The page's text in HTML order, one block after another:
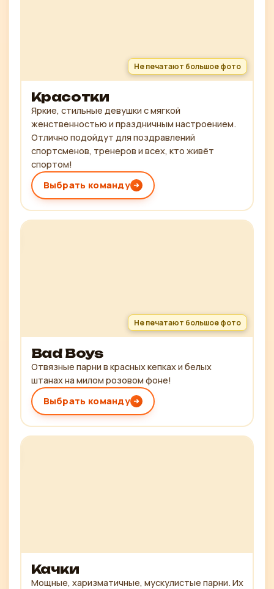
Не печатают большое фото
Красотки
Яркие, стильные девушки с мягкой
женственностью и праздничным настроением.
Отлично подойдут для поздравлений
спортсменов, тренеров и всех, кто живёт
спортом!
Выбрать команду
Не печатают большое фото
Bad Boys
Отвязные парни в красных кепках и белых
штанах на милом розовом фоне!
Выбрать команду
Качки
Мощные, харизматичные, мускулистые парни. Их